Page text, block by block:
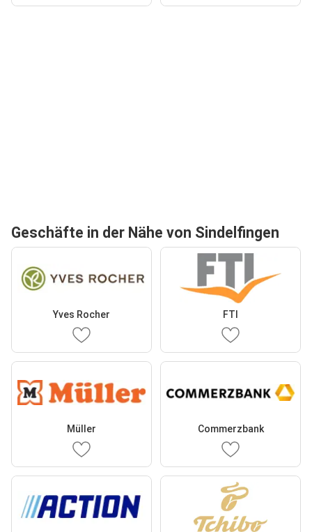
Geschäfte in der Nähe von Sindelfingen
Yves Rocher FTI
Müller Commerzbank